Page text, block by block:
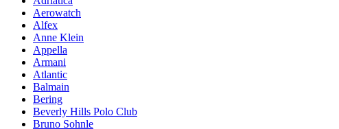
Aerowatch
Alfex
Anne Klein
Appella
Armani
Atlantic
Balmain
Bering
Beverly Hills Polo Club
Bruno Sohnle